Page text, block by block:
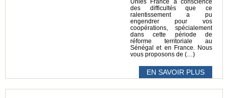
Unies France a conscience
des difficultés que ce
ralentissement a pu
engendrer pour vos
coopérations, spécialement
dans cette période de
réforme territoriale au
Sénégal et en France. Nous
vous proposons de (…)
EN SAVOIR PLUS